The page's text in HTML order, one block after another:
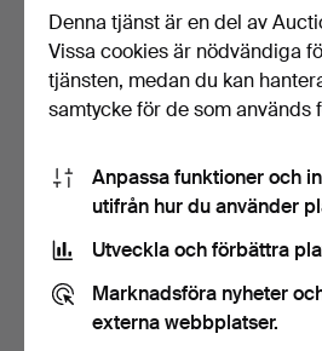
"Brunnsviken".
Klubbades 1 maj 2026
4 bud
422 USD
57
2
Denna tjänst är en del av
Vissa cookies är nödvändiga
tjänsten, medan du kan
samtycke för de som används
Anpassa funktioner och
utifrån hur du använder
Utveckla och förbättra
Marknadsföra nyheter
externa webbplatser.